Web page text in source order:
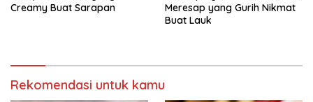
Creamy Buat Sarapan
Meresap yang Gurih Nikmat
Buat Lauk
Rekomendasi untuk kamu